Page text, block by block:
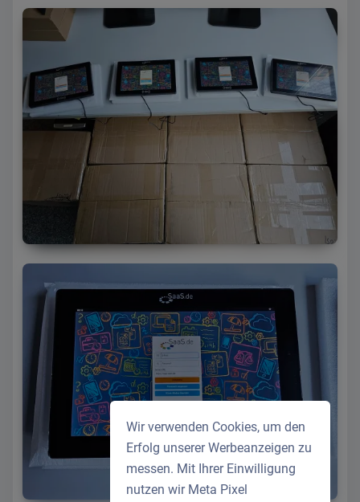
Wir verwenden Cookies, um den
Erfolg unserer Werbeanzeigen zu
messen. Mit Ihrer Einwilligung
nutzen wir Meta Pixel